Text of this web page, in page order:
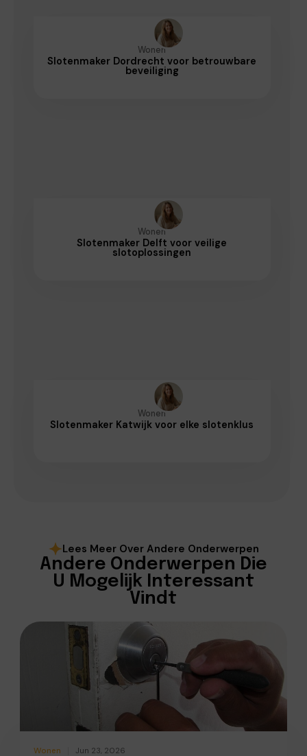
Wonen
Slotenmaker Dordrecht voor betrouwbare
beveiliging
Wonen
Slotenmaker Delft voor veilige
slotoplossingen
Wonen
Slotenmaker Katwijk voor elke slotenklus
Lees Meer Over Andere Onderwerpen
Andere Onderwerpen Die
U Mogelijk Interessant
Vindt
Wonen Jun 23, 2026